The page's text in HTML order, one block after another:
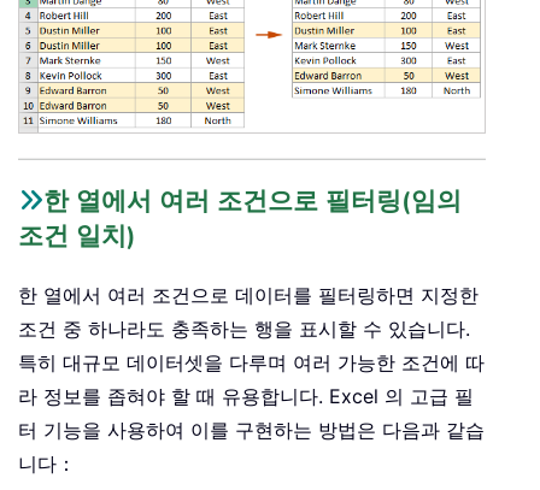
한 열에서 여러 조건으로 필터링(임의
조건 일치)
한 열에서 여러 조건으로 데이터를 필터링하면 지정한
조건 중 하나라도 충족하는 행을 표시할 수 있습니다.
특히 대규모 데이터셋을 다루며 여러 가능한 조건에 따
라 정보를 좁혀야 할 때 유용합니다. Excel 의 고급 필
터 기능을 사용하여 이를 구현하는 방법은 다음과 같습
니다：